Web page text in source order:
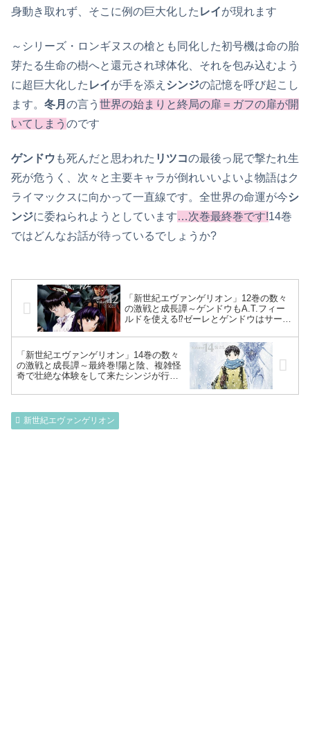
身動き取れず、そこに例の巨大化した レイが現れます
～シリーズ・ロンギヌスの槍とも同化した初号機は命の胎
芽たる生命の樹へと還元され球体化、それを包み込むよう
に超巨大化した レイが手を添え シンジの記憶を呼び起こし
ます。 冬月 の言う 世界の始まりと終局の扉＝ガフの扉が開
いてしまう のです
ゲンドウ も死んだと思われた リツコの最後っ屁で撃たれ生
死が危うく、次々と主要キャラが倒れいいよいよ物語はク
ライマックスに向かって一直線です。全世界の命運が今シ
ンジに委ねられようとしています…次巻最終巻です!14巻
ではどんなお話が待っているでしょうか?
「新世紀エヴァンゲリオン」12巻の数々
の激戦と成長譚～ゲンドウもA.T.フィー
ルドを使える⁉ゼーレとゲンドウはサー
実…ミサトの死からシンジ初号機に行き
着き～
「新世紀エヴァンゲリオン」14巻の数々
の激戦と成長譚～最終巻!陽と陰、複雑怪
奇で壮絶な体験をして来たシンジが行き
完全収録～
新世紀エヴァンゲリオン